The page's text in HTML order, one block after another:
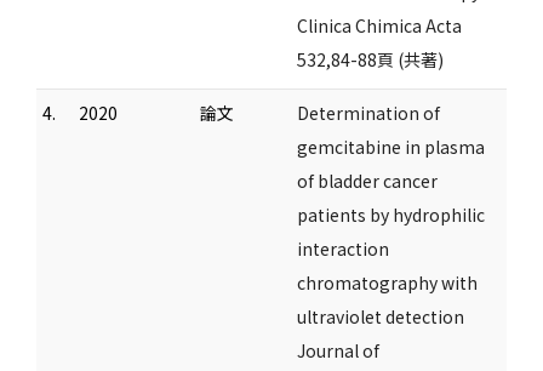
Clinica Chimica Acta
532,84-88頁 (共著)
4. 2020 論文
Determination of
gemcitabine in plasma
of bladder cancer
patients by hydrophilic
interaction
chromatography with
ultraviolet detection
Journal of